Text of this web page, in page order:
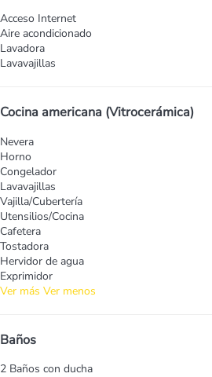
Acceso Internet
Aire acondicionado
Lavadora
Lavavajillas
Cocina americana (Vitrocerámica)
Nevera
Horno
Congelador
Lavavajillas
Vajilla/Cubertería
Utensilios/Cocina
Cafetera
Tostadora
Hervidor de agua
Exprimidor
Ver más Ver menos
Baños
2 Baños con ducha